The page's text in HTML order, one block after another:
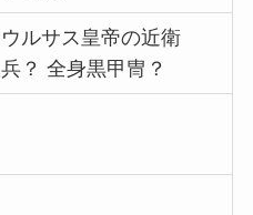
ウルサス皇帝の近衛
兵？ 全身黒甲冑？